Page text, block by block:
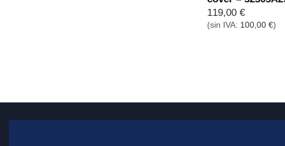
119,00 €
(sin IVA: 100,00 €)